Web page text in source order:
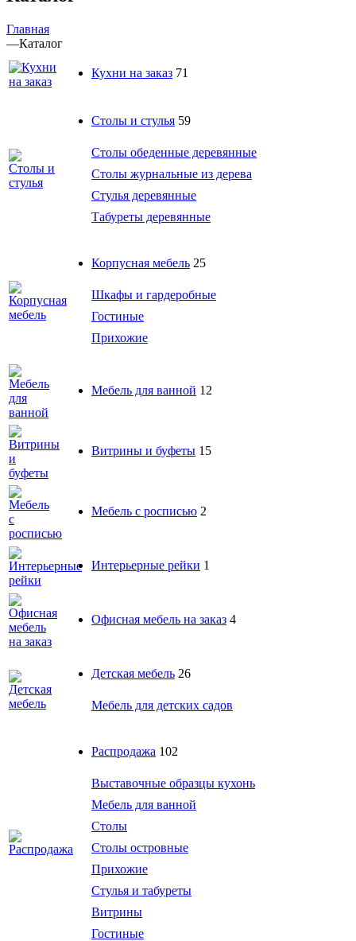
Главная
—Каталог
Кухни на заказ 71
Столы и стулья 59
Столы обеденные деревянные
Столы журнальные из дерева
Стулья деревянные
Табуреты деревянные
Корпусная мебель 25
Шкафы и гардеробные
Гостиные
Прихожие
Мебель для ванной 12
Витрины и буфеты 15
Мебель с росписью 2
Интерьерные рейки 1
Офисная мебель на заказ 4
Детская мебель 26
Мебель для детских садов
Распродажа 102
Выставочные образцы кухонь
Мебель для ванной
Столы
Столы островные
Прихожие
Стулья и табуреты
Витрины
Гостиные